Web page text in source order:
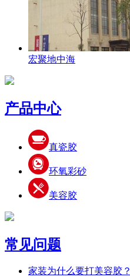
宏聚地中海
产品中心
真瓷胶
环氧彩砂
美容胶
常见问题
家装为什么要打美容胶？